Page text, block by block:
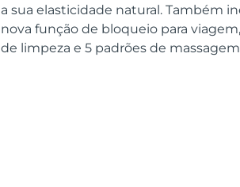
a sua elasticidade natural. Também
nova função de bloqueio para
de limpeza e 5 padrões de